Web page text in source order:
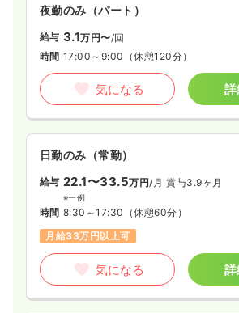
日勤のみ（常勤）
給与 24.7 万円/月 賞与3.8ヶ月
※経験6年の例
時間 8:30～17:30（休憩60分）
正看護師
日勤のみ（常勤）
給与 23.0 万円/月 賞与3.9ヶ月
時間 8:30～17:30（休憩60分）
夜勤のみ（パート）
給与 3.1万円〜/回
時間 17:00～9:00 （休憩120分）
気になる
日勤のみ（常勤）
給与 22.1〜33.5万円/月 賞与3.9ヶ月
※一例
時間 8:30～17:30 （休憩60分）
月給33万円以上可
気になる